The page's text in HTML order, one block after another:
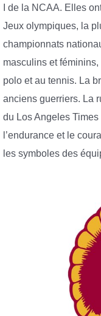
I de la NCAA. Elles
Jeux olympiques, la
championnats
masculins et
polo et au tennis. La
anciens guerriers. La
du Los Angeles
l’endurance et le
les symboles des